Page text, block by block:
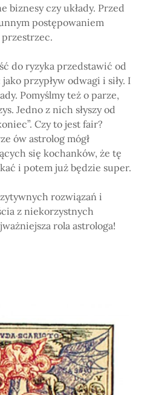
biznesy czy układy. Przed
postępowaniem
do ryzyka przedstawić od
przypływ odwagi i siły. I
Pomyślmy też o parze,
Jedno z nich słyszy od
Czy to jest fair?
ów astrolog mógł
się kochanków, że tę
i potem już będzie super.
rozwiązań i
z niekorzystnych
rola astrologa!